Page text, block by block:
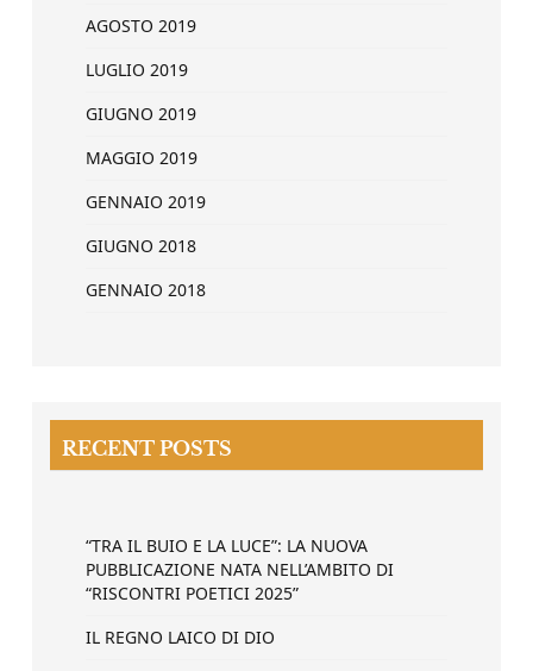
AGOSTO 2019
LUGLIO 2019
GIUGNO 2019
MAGGIO 2019
GENNAIO 2019
GIUGNO 2018
GENNAIO 2018
RECENT POSTS
“TRA IL BUIO E LA LUCE”: LA NUOVA
PUBBLICAZIONE NATA NELL’AMBITO DI
“RISCONTRI POETICI 2025”
IL REGNO LAICO DI DIO